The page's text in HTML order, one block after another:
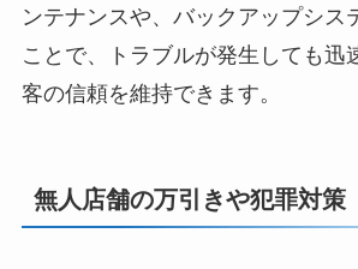
ンテナンスや、バックアップシス
ことで、トラブルが発生しても迅
客の信頼を維持できます。
無人店舗の万引きや犯罪対策